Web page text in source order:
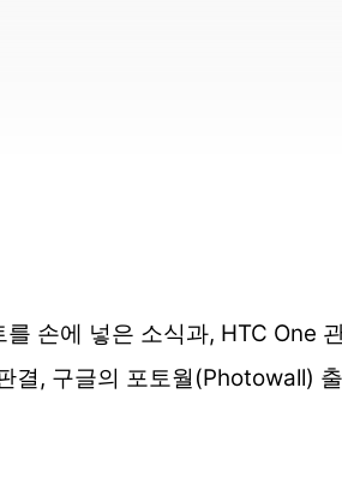
손에 넣은 소식과, HTC One
결, 구글의 포토월(Photowall)